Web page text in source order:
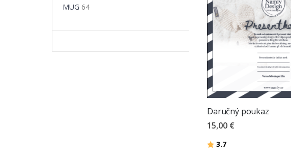
Daručný poukaz
15,00 €
Hodnotenie:
3.7
MUG 64